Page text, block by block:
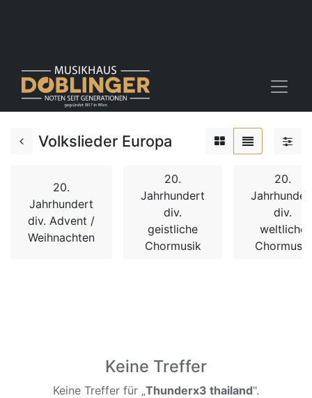
Volkslieder Europa
20.
Jahrhundert
div. Advent /
Weihnachten
20.
Jahrhundert
div.
geistliche
Chormusik
20.
div.
weltliche
Chormusik
Keine Treffer
Keine Treffer für „Thunderx3 thailand".